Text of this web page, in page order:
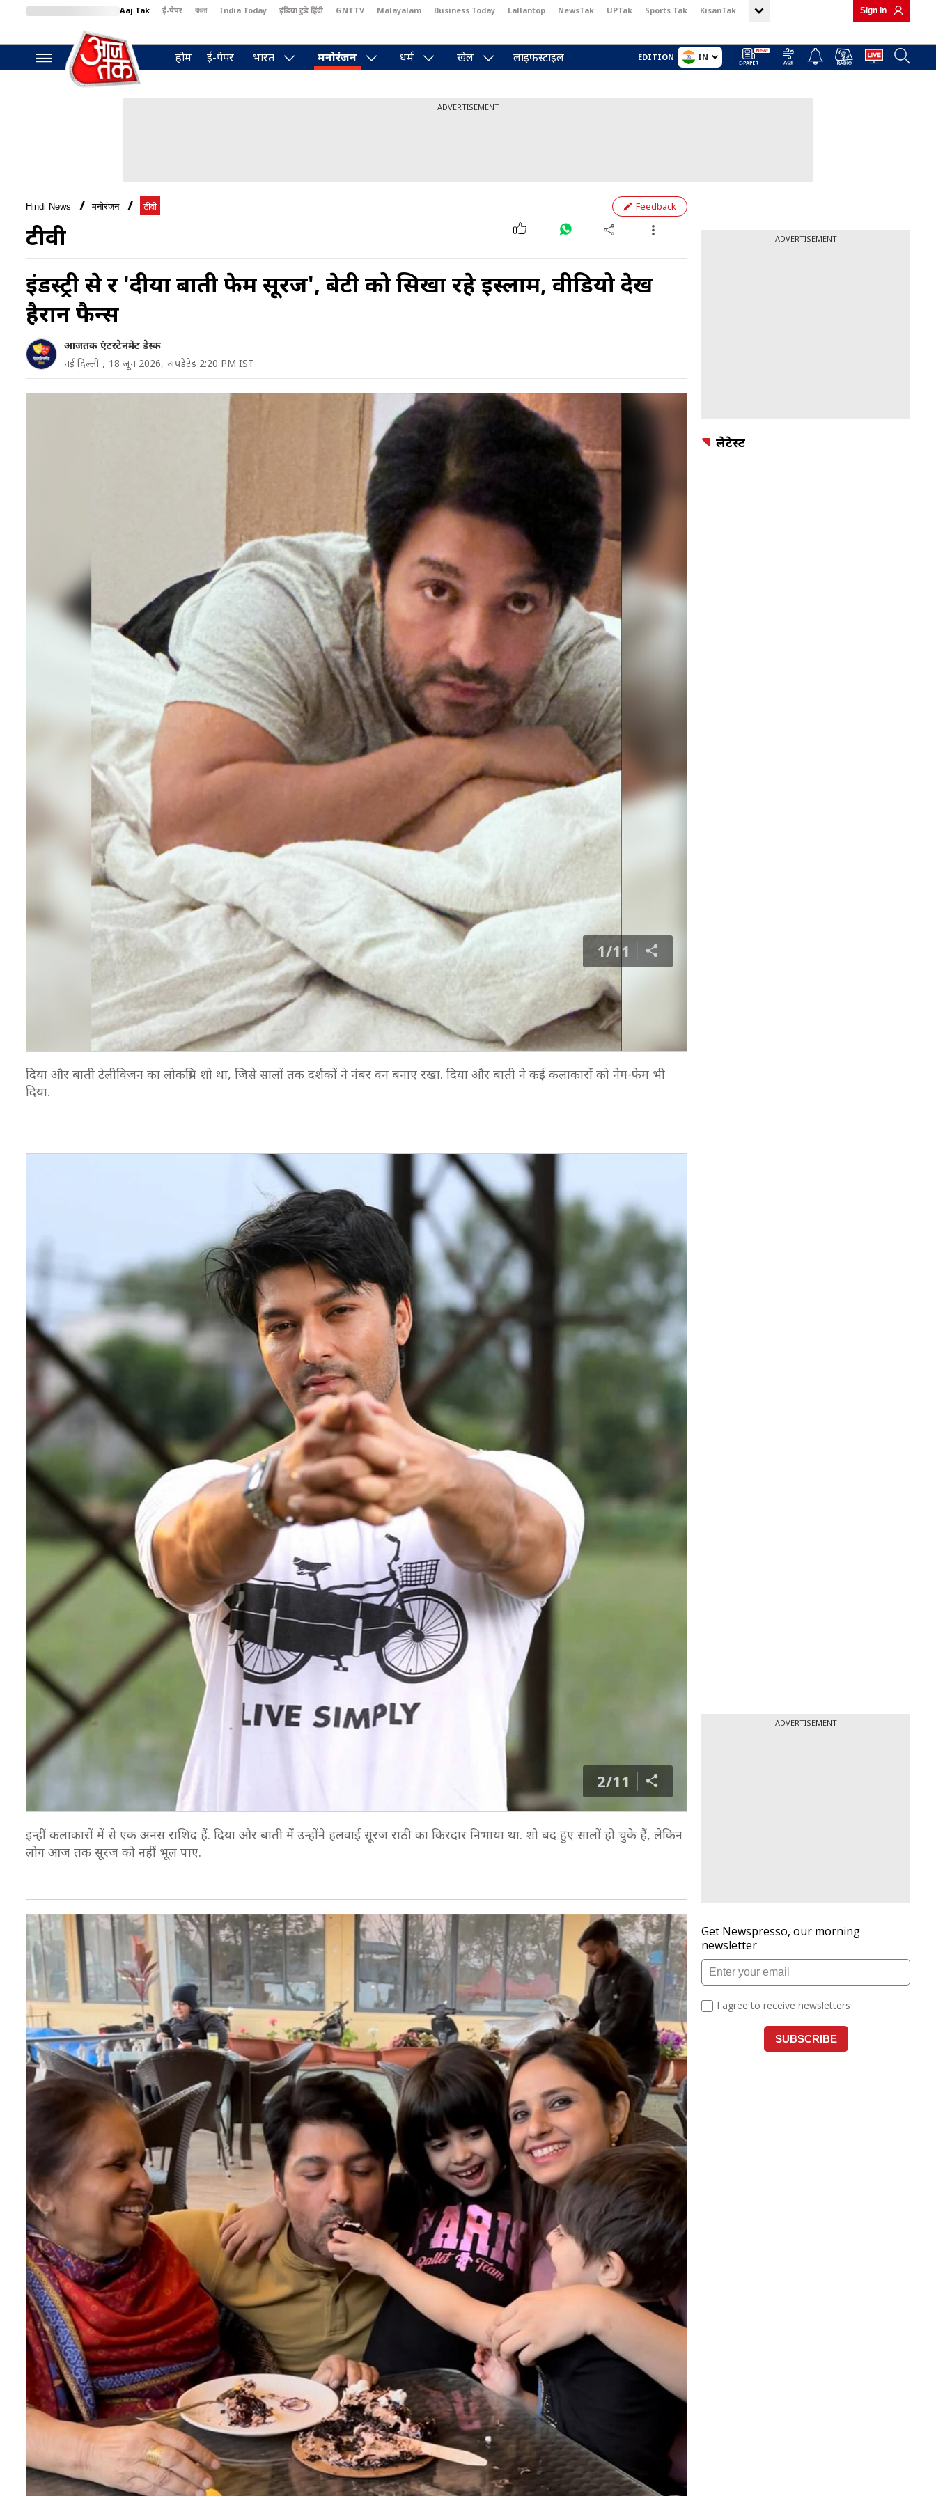
Aaj Tak ई-पेपर বাংলা India Today इंडिया टुडे हिंदी GNTTV Malayalam Business Today Lallantop NewsTak UPTak Sports Tak KisanTak
BT Bazaar
Sign In
होम ई-पेपर भारत मनोरंजन धर्म खेल लाइफस्टाइल EDITION IN
ADVERTISEMENT
Hindi News मनोरंजन टीवी Feedback
टीवी
इंडस्ट्री से दूर 'दीया बाती फेम सूरज', बेटी को सिखा रहे इस्लाम, वीडियो देख
हैरान फैन्स
आजतक एंटरटेनमेंट डेस्क
नई दिल्ली , 18 जून 2026, अपडेटेड 2:20 PM IST
1/11
दिया और बाती टेलीविजन का लोकप्रिय शो था, जिसे सालों तक दर्शकों ने नंबर वन बनाए रखा. दिया और बाती ने कई कलाकारों को नेम-फेम भी
दिया.
2/11
इन्हीं कलाकारों में से एक अनस राशिद हैं. दिया और बाती में उन्होंने हलवाई सूरज राठी का किरदार निभाया था. शो बंद हुए सालों हो चुके हैं, लेकिन
लोग आज तक सूरज को नहीं भूल पाए.
ADVERTISEMENT
लेटेस्ट
ADVERTISEMENT